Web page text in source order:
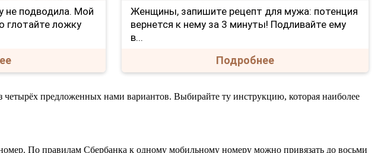
не подводила. Мой
глотайте ложку
Женщины, запишите рецепт для мужа: потенция
вернется к нему за 3 минуты! Подливайте ему
в...
Подробнее
предложенных нами вариантов. Выбирайте ту инструкцию, которая наиболее
По правилам Сбербанка к одному мобильному номеру можно привязать до восьми